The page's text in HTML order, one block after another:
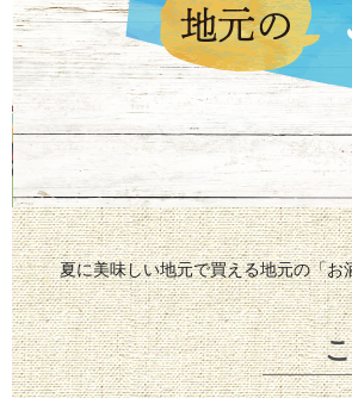
夏に美味しい地元で買える地元の「お